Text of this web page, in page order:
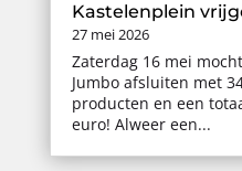
Kastelenplein
27 mei 2026
Zaterdag 16 mei
Jumbo afsluiten met
producten en een
euro! Alweer een...